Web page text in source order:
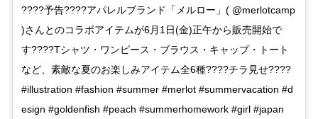
????予告????アパレルブランド「メルロー」( @merlotcamp
)さんとのコラボアイテムが6月1日(金)正午から販売開始で
す????Tシャツ・ワンピース・ブラウス・キャップ・トート
など、素敵な夏のお楽しみアイテム全6種????チラ見せ????
#illustration #fashion #summer #merlot #summervacation #d
esign #goldenfish #peach #summerhomework #girl #japan